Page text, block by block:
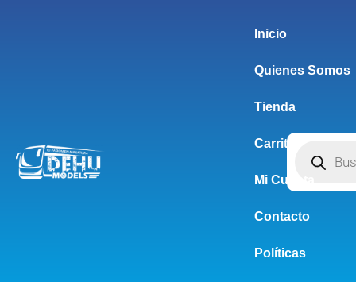
Inicio
Quienes Somos
Tienda
Carrito
Mi Cuenta
Contacto
Políticas